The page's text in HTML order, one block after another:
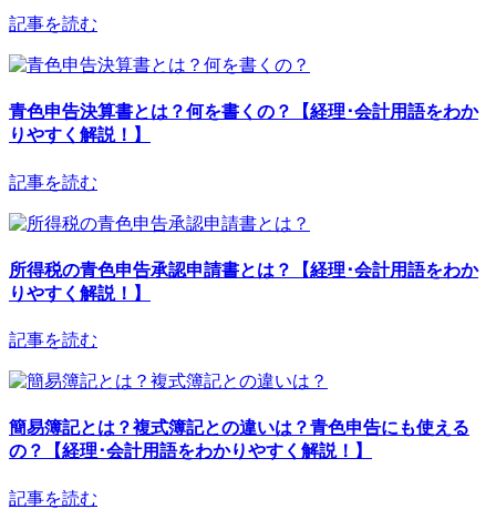
記事を読む
青色申告決算書とは？何を書くの？【経理･会計用語をわか
りやすく解説！】
記事を読む
所得税の青色申告承認申請書とは？【経理･会計用語をわか
りやすく解説！】
記事を読む
簡易簿記とは？複式簿記との違いは？青色申告にも使える
の？【経理･会計用語をわかりやすく解説！】
記事を読む